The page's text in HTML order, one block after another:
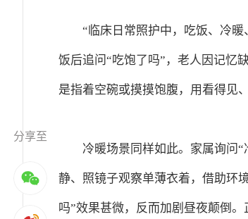
分享至
“临床日常照护中，吃饭、冷
饭后追问“吃饱了吗”，老人因记忆
是指着空碗或摸摸饱腹，用看得见
冷暖场景同样如此。家属询问
静、照镜子观察单薄衣着，借助环
吗”效果甚微，反而加剧昼夜颠倒